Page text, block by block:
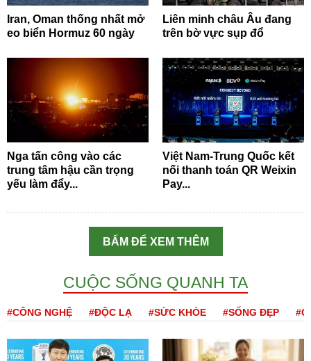
Iran, Oman thống nhất mở
eo biển Hormuz 60 ngày
Liên minh châu Âu đang
trên bờ vực sụp đổ
Nga tấn công vào các
trung tâm hậu cần trọng
yếu làm đẩy...
Việt Nam-Trung Quốc kết
nối thanh toán QR Weixin
Pay...
BẤM ĐỂ XEM THÊM
CUỘC SỐNG QUANH TA
#CÔNG NGHỆ #ĐỘC LẠ #SỨC KHỎE #SỐNG ĐẸP